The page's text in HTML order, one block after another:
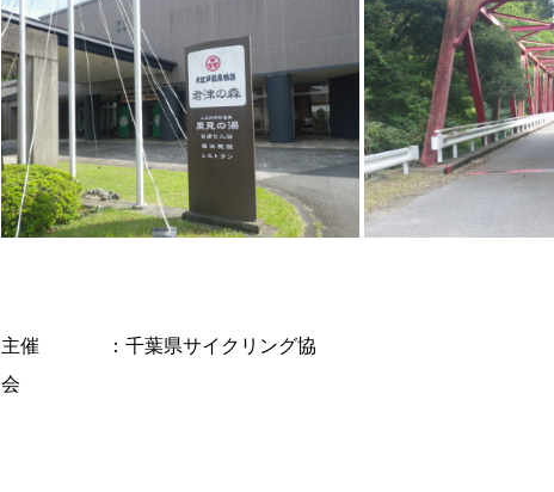
主催 ：千葉県サイクリング協